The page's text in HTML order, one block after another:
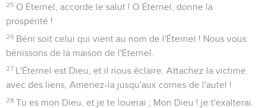
25 O Éternel, accorde le salut ! O Éternel, donne la
prospérité !
26 Béni soit celui qui vient au nom de l'Éternel ! Nous vous
bénissons de la maison de l'Éternel.
27 L'Éternel est Dieu, et il nous éclaire. Attachez la victime
avec des liens, Amenez-la jusqu'aux cornes de l'autel !
28 Tu es mon Dieu, et je te louerai ; Mon Dieu ! je t'exalterai.